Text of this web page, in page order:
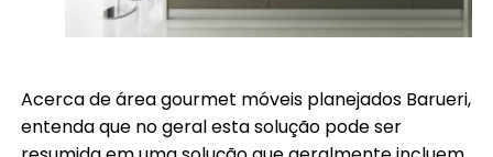
Acerca de área gourmet móveis planejados Barueri,
entenda que no geral esta solução pode ser